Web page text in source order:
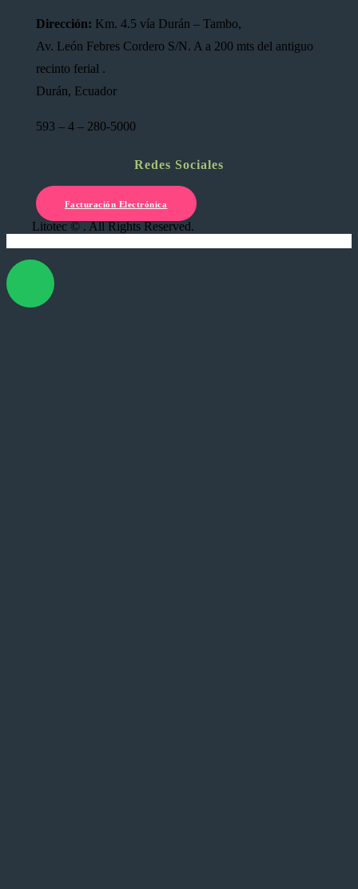
Dirección: Km. 4.5 vía Durán – Tambo,
Av. León Febres Cordero S/N. A a 200 mts del antiguo
recinto ferial .
Durán, Ecuador
593 – 4 – 280-5000
Redes Sociales
Facturación Electrónica
Litotec © . All Rights Reserved.